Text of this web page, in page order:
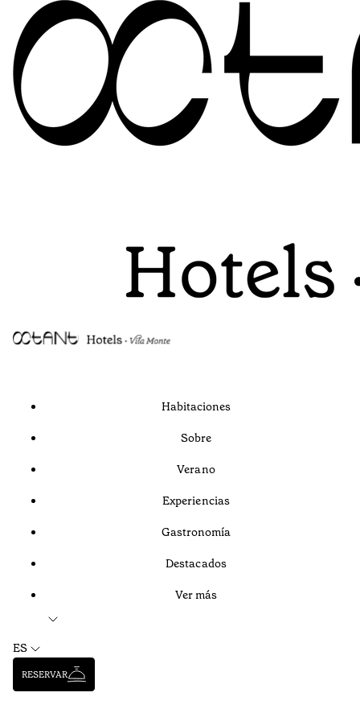
Habitaciones
Sobre
Verano
Experiencias
Gastronomía
Destacados
Ver más
ES
RESERVAR